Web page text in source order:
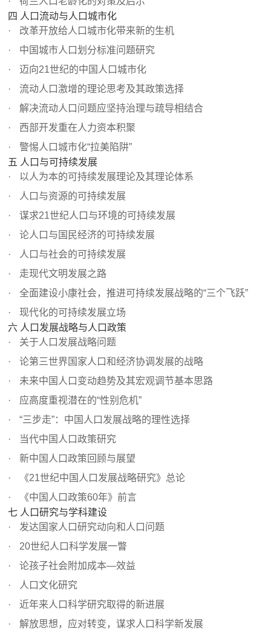
四 人口流动与人口城市化
改革开放给人口城市化带来新的生机
中国城市人口划分标准问题研究
迈向21世纪的中国人口城市化
流动人口激增的理论思考及其政策选择
解决流动人口问题应坚持治理与疏导相结合
西部开发重在人力资本积聚
警惕人口城市化“拉美陷阱”
五 人口与可持续发展
以人为本的可持续发展理论及其理论体系
人口与资源的可持续发展
谋求21世纪人口与环境的可持续发展
论人口与国民经济的可持续发展
人口与社会的可持续发展
走现代文明发展之路
全面建设小康社会，推进可持续发展战略的“三个飞跃”
现代化的可持续发展立场
六 人口发展战略与人口政策
关于人口发展战略问题
论第三世界国家人口和经济协调发展的战略
未来中国人口变动趋势及其宏观调节基本思路
应高度重视潜在的“性别危机”
“三步走”：中国人口发展战略的理性选择
当代中国人口政策研究
新中国人口政策回顾与展望
《21世纪中国人口发展战略研究》总论
《中国人口政策60年》前言
七 人口研究与学科建设
发达国家人口研究动向和人口问题
20世纪人口科学发展一瞥
论孩子社会附加成本—效益
人口文化研究
近年来人口科学研究取得的新进展
解放思想，应对转变，谋求人口科学新发展